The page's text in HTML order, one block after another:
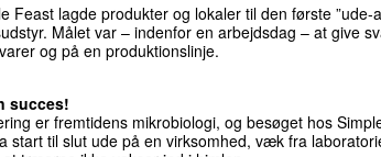
Feast lagde produkter og lokaler til den første
Målet var – indenfor en arbejdsdag – at give
og på en produktionslinje.
succes!
er fremtidens mikrobiologi, og besøget hos
start til slut ude på en virksomhed, væk fra